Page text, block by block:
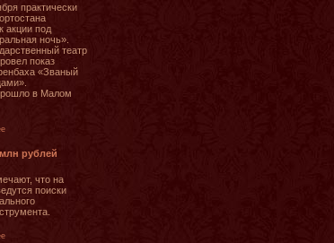
практически
акции под
ночь».
театр
показ
«Званый
в Малом
рублей
что на
поиски